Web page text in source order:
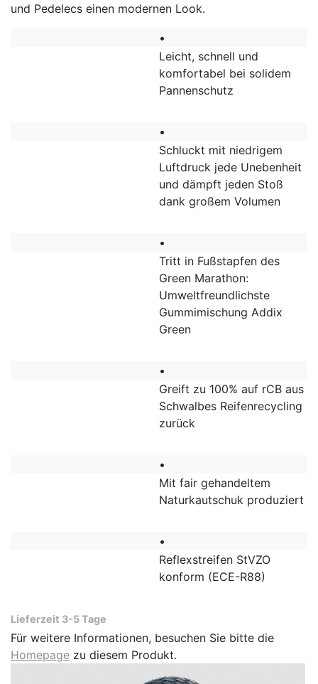
und Pedelecs einen modernen Look.
•
Leicht, schnell und
komfortabel bei solidem
Pannenschutz
•
Schluckt mit niedrigem
Luftdruck jede Unebenheit
und dämpft jeden Stoß
dank großem Volumen
•
Tritt in Fußstapfen des
Green Marathon:
Umweltfreundlichste
Gummimischung Addix
Green
•
Greift zu 100% auf rCB aus
Schwalbes Reifenrecycling
zurück
•
Mit fair gehandeltem
Naturkautschuk produziert
•
Reflexstreifen StVZO
konform (ECE-R88)
Lieferzeit 3-5 Tage
Für weitere Informationen, besuchen Sie bitte die
Homepage zu diesem Produkt.